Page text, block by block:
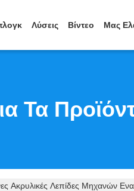
Λύσεις Βίντεο Μας
Τα
Ακρυλικές Λεπίδες Μηχανών